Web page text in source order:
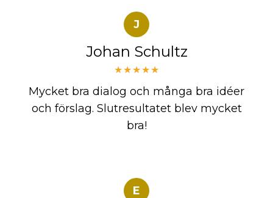
J
Johan Schultz
★★★★★
Mycket bra dialog och många bra idéer
och förslag. Slutresultatet blev mycket
bra!
E